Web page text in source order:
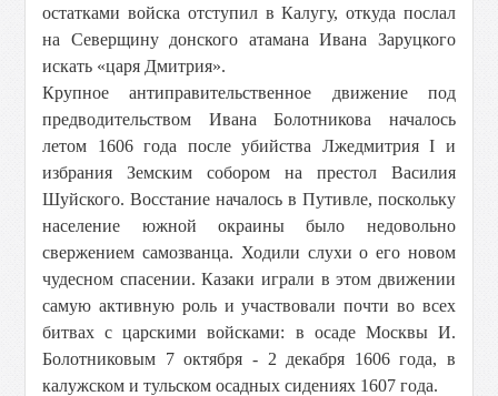
остатками войска отступил в Калугу, откуда послал
на Северщину донского атамана Ивана Заруцкого
искать «царя Дмитрия».
Крупное антиправительственное движение под
предводительством Ивана Болотникова началось
летом 1606 года после убийства Лжедмитрия I и
избрания Земским собором на престол Василия
Шуйского. Восстание началось в Путивле, поскольку
население южной окраины было недовольно
свержением самозванца. Ходили слухи о его новом
чудесном спасении. Казаки играли в этом движении
самую активную роль и участвовали почти во всех
битвах с царскими войсками: в осаде Москвы И.
Болотниковым 7 октября - 2 декабря 1606 года, в
калужском и тульском осадных сидениях 1607 года.